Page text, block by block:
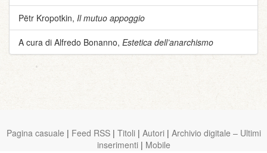
Pëtr Kropotkin, Il mutuo appoggio
A cura di Alfredo Bonanno, Estetica dell’anarchismo
Pagina casuale | Feed RSS | Titoli | Autori | Archivio digitale – Ultimi
inserimenti | Mobile